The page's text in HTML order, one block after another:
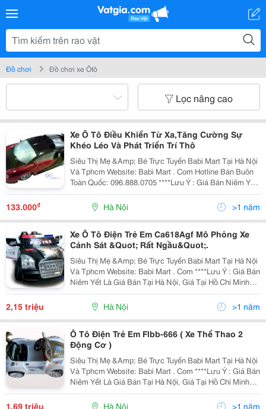
Đồ chơi Đồ chơi xe Ôtô
Lọc nâng cao
Xe Ô Tô Điều Khiển Từ Xa,Tăng Cường Sự
Khéo Léo Và Phát Triển Trí Thô
Siêu Thị Mẹ &Amp; Bé Trực Tuyến Babi Mart Tại Hà Nội
Và Tphcm Website: Babi Mart . Com Hotline Bán Buôn
Toàn Quốc: 096.888.0705 ****Lưu Ý : Giá Bán Niêm Yết
Là Giá Bán Tại Hà Nội, Giá Tại Hồ Chí Minh Có Thể Cao
Hoặc Thấp Hơn Giá Bán Tại
133.000₫ Hà Nội >1 năm
Xe Ô Tô Điện Trẻ Em Ca618Agf Mô Phỏng Xe
Cảnh Sát &Quot; Rất Ngầu&Quot;.
Siêu Thị Mẹ &Amp; Bé Trực Tuyến Babi Mart Tại Hà Nội
Và Tphcm Website: Babi Mart . Com ****Lưu Ý : Giá Bán
Niêm Yết Là Giá Bán Tại Hà Nội, Giá Tại Hồ Chí Minh
Có Thể Cao Hoặc Thấp Hơn Giá Bán Tại Hà Nội Do Chi
Phí Vận Chuyển, Chi Tiết V
2,15 triệu Hà Nội >1 năm
Ô Tô Điện Trẻ Em Flbb-666 ( Xe Thể Thao 2
Động Cơ )
Siêu Thị Mẹ &Amp; Bé Trực Tuyến Babi Mart Tại Hà Nội
Và Tphcm Website: Babi Mart . Com ****Lưu Ý : Giá Bán
Niêm Yết Là Giá Bán Tại Hà Nội, Giá Tại Hồ Chí Minh
Có Thể Cao Hoặc Thấp Hơn Giá Bán Tại Hà Nội Do Chi
Phí Vận Chuyển, Chi Tiết V
1,69 triệu Hà Nội >1 năm